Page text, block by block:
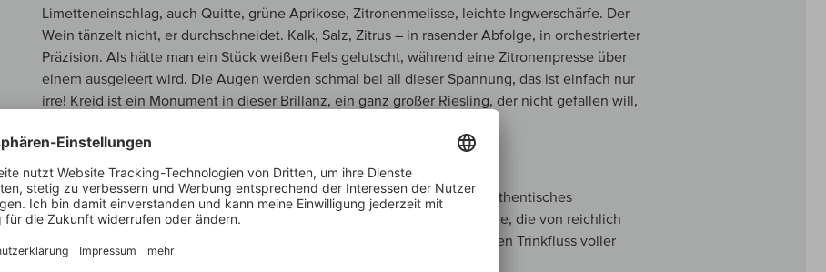
Limetteneinschlag, auch Quitte, grüne Aprikose, Zitronenmelisse, leichte Ingwerschärfe. Der
Wein tänzelt nicht, er durchschneidet. Kalk, Salz, Zitrus – in rasender Abfolge, in orchestrierter
Präzision. Als hätte man ein Stück weißen Fels gelutscht, während eine Zitronenpresse über
einem ausgeleert wird. Die Augen werden schmal bei all dieser Spannung, das ist einfach nur
irre! Kreid ist ein Monument in dieser Brillanz, ein ganz großer Riesling, der nicht gefallen will,
JAHRGANGSBERICHT
Der athletische Jahrgang 2024 begeistert in Deutschland als absolut authentisches
Finessewunder. Die Weine bestechen durch kühle, nordisch-straffe Säure, die von reichlich
Extrakt ummantelt wird. Das sorgt für einen animierenden, geschmeidigen Trinkfluss voller
nuancierter Tiefe bei herrlich moderatem Alkohol.